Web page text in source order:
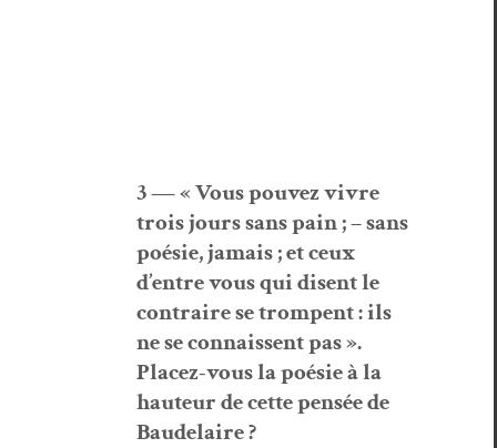
3 — « Vous pou­vez vivre
trois jours sans pain ; – sans
poésie, jamais ; et ceux
d’entre vous qui dis­ent le
con­traire se trompent : ils
ne se con­nais­sent pas ».
Placez-vous la poésie à la
hau­teur de cette pen­sée de
Baudelaire ?